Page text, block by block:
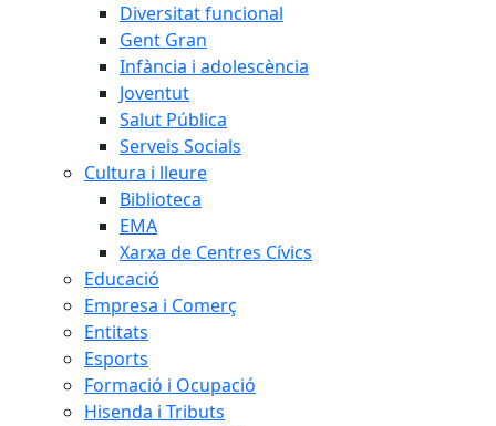
Diversitat funcional
Gent Gran
Infància i adolescència
Joventut
Salut Pública
Serveis Socials
Cultura i lleure
Biblioteca
EMA
Xarxa de Centres Cívics
Educació
Empresa i Comerç
Entitats
Esports
Formació i Ocupació
Hisenda i Tributs